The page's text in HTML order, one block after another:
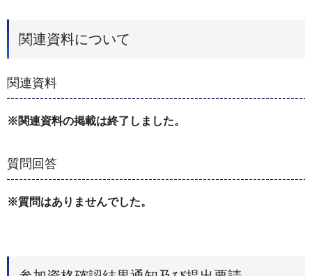
関連資料について
関連資料
※関連資料の掲載は終了しました。
質問回答
※質問はありませんでした。